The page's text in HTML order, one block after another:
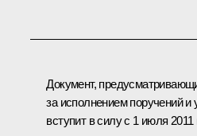
Документ,
за исполнением поручений и
вступит в силу с 1 июля 2011